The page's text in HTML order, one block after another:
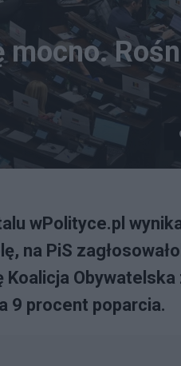
mocno.
wPolityce.pl
na PiS
9 procent poparcia.